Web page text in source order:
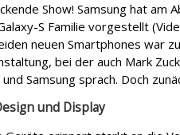
Show! Samsung hat am
S Familie vorgestellt
neuen Smartphones war
bei der auch Mark
Samsung sprach. Doch
und Display